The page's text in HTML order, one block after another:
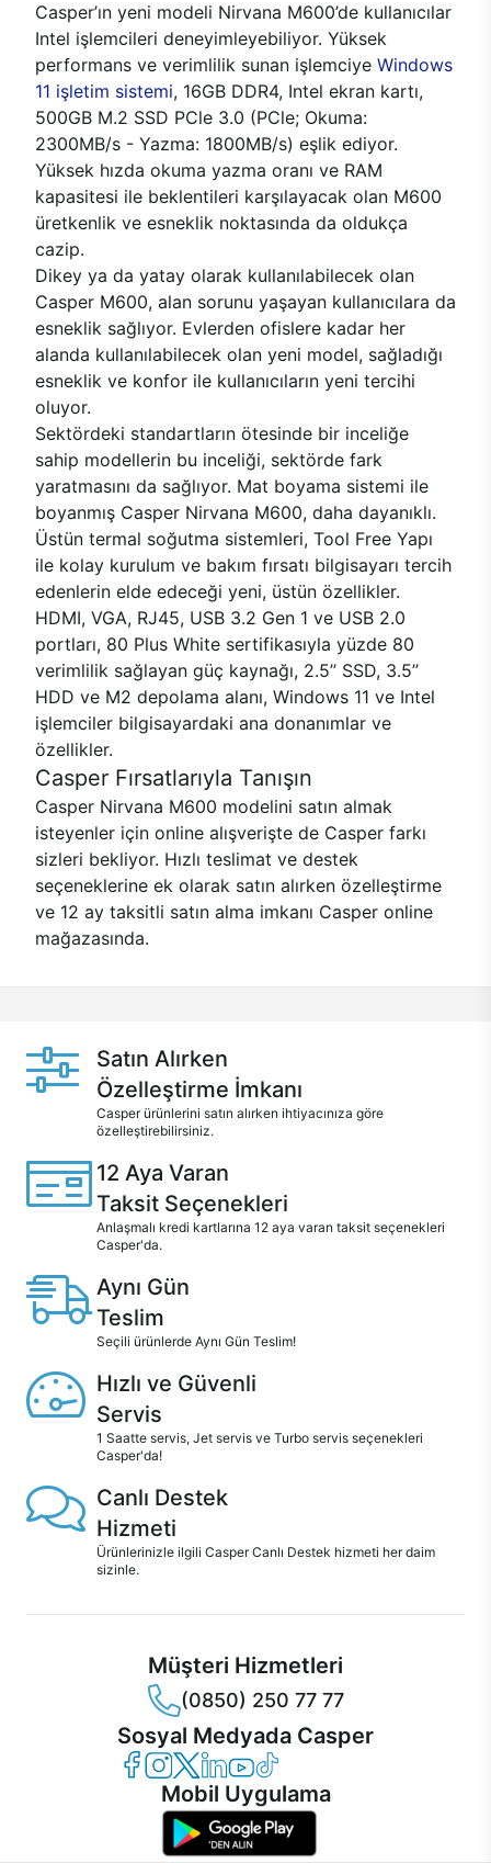
Casper’ın yeni modeli Nirvana M600’de kullanıcılar
Intel işlemcileri deneyimleyebiliyor. Yüksek
performans ve verimlilik sunan işlemciye Windows
11 işletim sistemi, 16GB DDR4, Intel ekran kartı,
500GB M.2 SSD PCle 3.0 (PCle; Okuma:
2300MB/s - Yazma: 1800MB/s) eşlik ediyor.
Yüksek hızda okuma yazma oranı ve RAM
kapasitesi ile beklentileri karşılayacak olan M600
üretkenlik ve esneklik noktasında da oldukça
cazip.
Dikey ya da yatay olarak kullanılabilecek olan
Casper M600, alan sorunu yaşayan kullanıcılara da
esneklik sağlıyor. Evlerden ofislere kadar her
alanda kullanılabilecek olan yeni model, sağladığı
esneklik ve konfor ile kullanıcıların yeni tercihi
oluyor.
Sektördeki standartların ötesinde bir inceliğe
sahip modellerin bu inceliği, sektörde fark
yaratmasını da sağlıyor. Mat boyama sistemi ile
boyanmış Casper Nirvana M600, daha dayanıklı.
Üstün termal soğutma sistemleri, Tool Free Yapı
ile kolay kurulum ve bakım fırsatı bilgisayarı tercih
edenlerin elde edeceği yeni, üstün özellikler.
HDMI, VGA, RJ45, USB 3.2 Gen 1 ve USB 2.0
portları, 80 Plus White sertifikasıyla yüzde 80
verimlilik sağlayan güç kaynağı, 2.5’’ SSD, 3.5’’
HDD ve M2 depolama alanı, Windows 11 ve Intel
işlemciler bilgisayardaki ana donanımlar ve
özellikler.
Casper Fırsatlarıyla Tanışın
Casper Nirvana M600 modelini satın almak
isteyenler için online alışverişte de Casper farkı
sizleri bekliyor. Hızlı teslimat ve destek
seçeneklerine ek olarak satın alırken özelleştirme
ve 12 ay taksitli satın alma imkanı Casper online
mağazasında.
Satın Alırken
Özelleştirme İmkanı
Casper ürünlerini satın alırken ihtiyacınıza göre
özelleştirebilirsiniz.
12 Aya Varan
Taksit Seçenekleri
Anlaşmalı kredi kartlarına 12 aya varan taksit seçenekleri
Casper'da.
Aynı Gün
Teslim
Seçili ürünlerde Aynı Gün Teslim!
Hızlı ve Güvenli
Servis
1 Saatte servis, Jet servis ve Turbo servis seçenekleri
Casper'da!
Canlı Destek
Hizmeti
Ürünlerinizle ilgili Casper Canlı Destek hizmeti her daim
sizinle.
Müşteri Hizmetleri
(0850) 250 77 77
Sosyal Medyada Casper
Casper Facebook
Casper Instagram
Casper Twitter
Casper LinkedIn
Casper YouTube
Casper TikTok
Mobil Uygulama